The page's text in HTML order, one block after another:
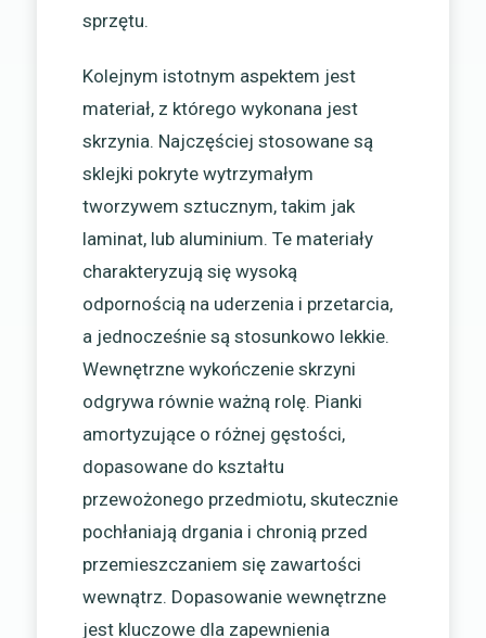
sprzętu.
Kolejnym istotnym aspektem jest
materiał, z którego wykonana jest
skrzynia. Najczęściej stosowane są
sklejki pokryte wytrzymałym
tworzywem sztucznym, takim jak
laminat, lub aluminium. Te materiały
charakteryzują się wysoką
odpornością na uderzenia i przetarcia,
a jednocześnie są stosunkowo lekkie.
Wewnętrzne wykończenie skrzyni
odgrywa równie ważną rolę. Pianki
amortyzujące o różnej gęstości,
dopasowane do kształtu
przewożonego przedmiotu, skutecznie
pochłaniają drgania i chronią przed
przemieszczaniem się zawartości
wewnątrz. Dopasowanie wewnętrzne
jest kluczowe dla zapewnienia